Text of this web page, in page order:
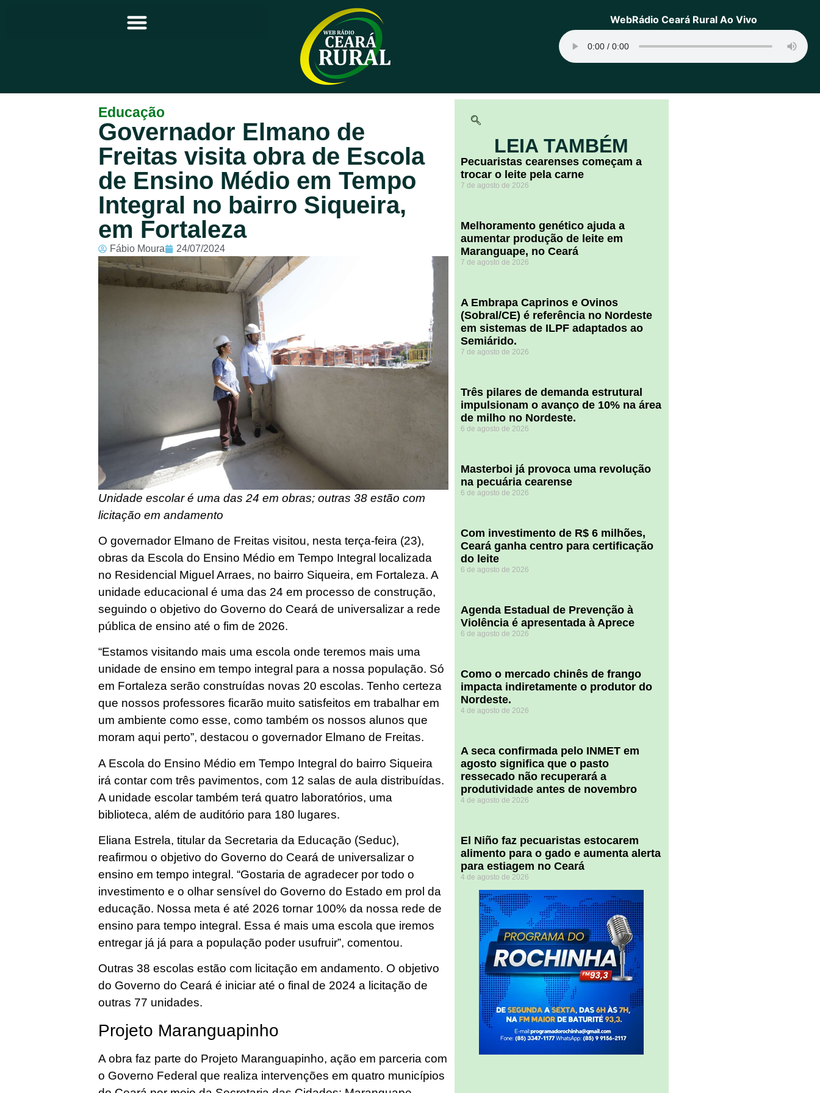
Principal
Notícias
Programação
Equipe
Contato
Sobre
WebRádio Ceará Rural Ao Vivo
Educação
Governador Elmano de
Freitas visita obra de Escola
de Ensino Médio em Tempo
Integral no bairro Siqueira,
em Fortaleza
Fábio Moura 24/07/2024
Unidade escolar é uma das 24 em obras; outras 38 estão com
licitação em andamento
O governador Elmano de Freitas visitou, nesta terça-feira (23),
obras da Escola do Ensino Médio em Tempo Integral localizada
no Residencial Miguel Arraes, no bairro Siqueira, em Fortaleza. A
unidade educacional é uma das 24 em processo de construção,
seguindo o objetivo do Governo do Ceará de universalizar a rede
pública de ensino até o fim de 2026.
“Estamos visitando mais uma escola onde teremos mais uma
unidade de ensino em tempo integral para a nossa população. Só
em Fortaleza serão construídas novas 20 escolas. Tenho certeza
que nossos professores ficarão muito satisfeitos em trabalhar em
um ambiente como esse, como também os nossos alunos que
moram aqui perto”, destacou o governador Elmano de Freitas.
A Escola do Ensino Médio em Tempo Integral do bairro Siqueira
irá contar com três pavimentos, com 12 salas de aula distribuídas.
A unidade escolar também terá quatro laboratórios, uma
biblioteca, além de auditório para 180 lugares.
Eliana Estrela, titular da Secretaria da Educação (Seduc),
reafirmou o objetivo do Governo do Ceará de universalizar o
ensino em tempo integral. “Gostaria de agradecer por todo o
investimento e o olhar sensível do Governo do Estado em prol da
educação. Nossa meta é até 2026 tornar 100% da nossa rede de
ensino para tempo integral. Essa é mais uma escola que iremos
entregar já já para a população poder usufruir”, comentou.
Outras 38 escolas estão com licitação em andamento. O objetivo
do Governo do Ceará é iniciar até o final de 2024 a licitação de
outras 77 unidades.
Projeto Maranguapinho
A obra faz parte do Projeto Maranguapinho, ação em parceria com
o Governo Federal que realiza intervenções em quatro municípios
LEIA TAMBÉM
Pecuaristas cearenses começam a
trocar o leite pela carne
7 de agosto de 2026
Melhoramento genético ajuda a
aumentar produção de leite em
Maranguape, no Ceará
7 de agosto de 2026
A Embrapa Caprinos e Ovinos
(Sobral/CE) é referência no Nordeste
em sistemas de ILPF adaptados ao
Semiárido.
7 de agosto de 2026
​Três pilares de demanda estrutural
impulsionam o avanço de 10% na área
de milho no Nordeste.
6 de agosto de 2026
Masterboi já provoca uma revolução
na pecuária cearense
6 de agosto de 2026
Com investimento de R$ 6 milhões,
Ceará ganha centro para certificação
do leite
6 de agosto de 2026
Agenda Estadual de Prevenção à
Violência é apresentada à Aprece
6 de agosto de 2026
​Como o mercado chinês de frango
impacta indiretamente o produtor do
Nordeste.
4 de agosto de 2026
A seca confirmada pelo INMET em
agosto significa que o pasto
ressecado não recuperará a
produtividade antes de novembro
4 de agosto de 2026
El Niño faz pecuaristas estocarem
alimento para o gado e aumenta alerta
para estiagem no Ceará
4 de agosto de 2026